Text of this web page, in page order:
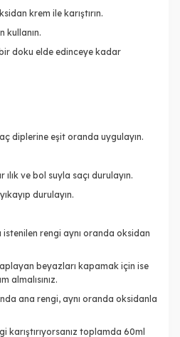
krem ile karıştırın.
kullanın.
doku elde edinceye kadar
saç diplerine eşit oranda uygulayın.
ve bol suyla saçı durulayın.
durulayın.
istenilen rengi aynı oranda oksidan
beyazları kapamak için ise
almalısınız.
ana rengi, aynı oranda oksidanla
karıştırıyorsanız toplamda 60ml